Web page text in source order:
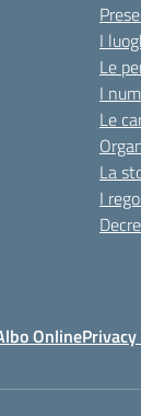
I
Le
I
Le
La
I
Online